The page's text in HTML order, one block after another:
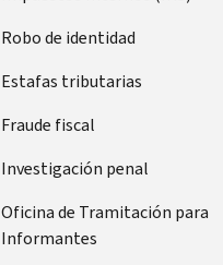
Robo de identidad
Estafas tributarias
Fraude fiscal
Investigación penal
Oficina de Tramitación para
Informantes